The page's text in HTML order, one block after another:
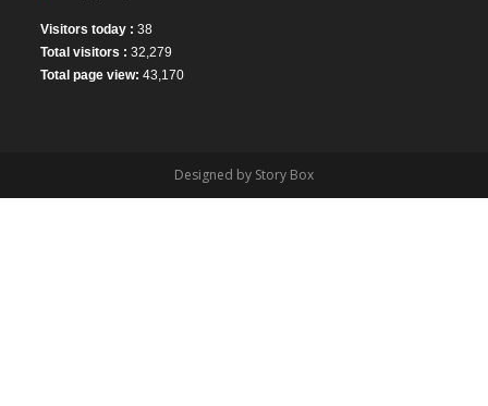
Visitors today :38
Total visitors :32,279
Total page view:43,170
Designed by Story Box